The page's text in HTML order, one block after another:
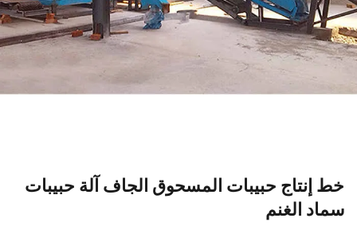
خط إنتاج حبيبات المسحوق الجاف آلة حبيبات
سماد الغنم